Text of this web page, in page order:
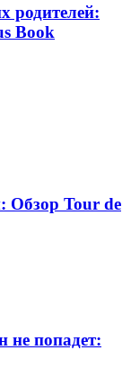
родителей:
Book
Обзор Tour de
не попадет: